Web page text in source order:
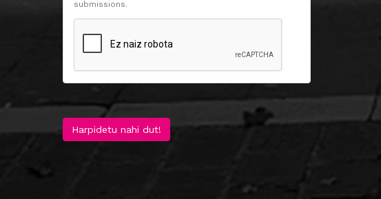
submissions.
Harpidetu nahi dut!